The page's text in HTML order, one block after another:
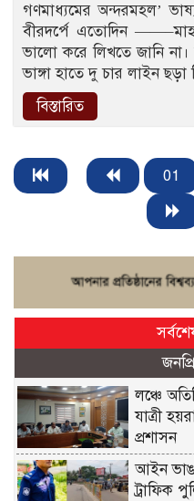
গণমাধ্যমের অন্দরমহল’
বীরদর্পে এতোদিন
ভালো করে লিখতে জানি না।
ভাঙ্গা হাতে দু চার লাইন ছড়া
বিস্তারিত
01
লঞ্চে
যাত্রী
প্রশাসন
আইন
ট্রাফিক